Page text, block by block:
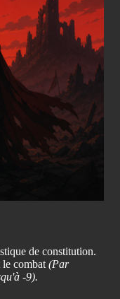
de constitution.
le combat (Par
-9).